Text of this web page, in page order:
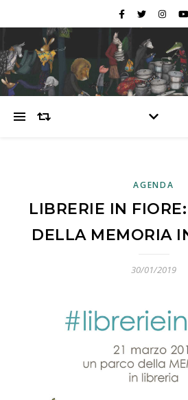
AGENDA
LIBRERIE IN
DELLA MEMORIA
30/01/2019